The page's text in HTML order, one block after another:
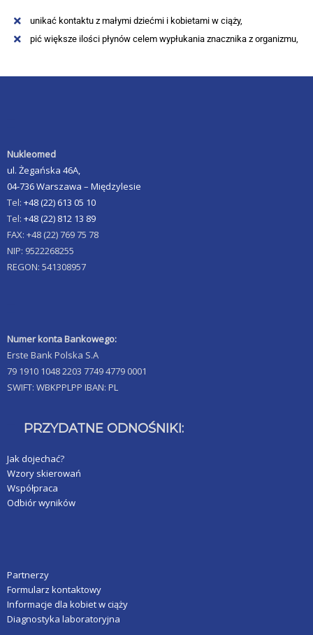
unikać kontaktu z małymi dziećmi i kobietami w ciąży,
pić większe ilości płynów celem wypłukania znacznika z organizmu,
Nukleomed
ul. Żegańska 46A,
04-736 Warszawa – Międzylesie
Tel: +48 (22) 613 05 10
Tel: +48 (22) 812 13 89
FAX: +48 (22) 769 75 78
NIP: 9522268255
REGON: 541308957
Numer konta Bankowego:
Erste Bank Polska S.A
79 1910 1048 2203 7749 4779 0001
SWIFT: WBKPPLPP IBAN: PL
PRZYDATNE ODNOŚNIKI:
Jak dojechać?
Wzory skierowań
Współpraca
Odbiór wyników
Partnerzy
Formularz kontaktowy
Informacje dla kobiet w ciąży
Diagnostyka laboratoryjna